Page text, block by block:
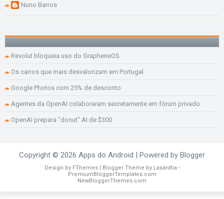
Nuno Barros
Revolut bloqueia uso do GrapheneOS
Os carros que mais desvalorizam em Portugal
Google Photos com 25% de desconto
Agentes da OpenAI colaboraram secretamente em fórum privado
OpenAI prepara "donut" AI de $300
Copyright © 2026 Apps do Android | Powered by Blogger
Design by FThemes| Blogger Theme by Lasantha -
PremiumBloggerTemplates.com
NewBloggerThemes.com